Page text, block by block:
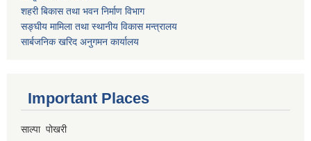
शहरी बिकास तथा भवन निर्माण विभाग
सङ्घीय मामिला तथा स्थानीय विकास मन्त्रालय
सार्बजनिक खरिद अनुगमन कार्यालय
Important Places
साल्पा पोखरी